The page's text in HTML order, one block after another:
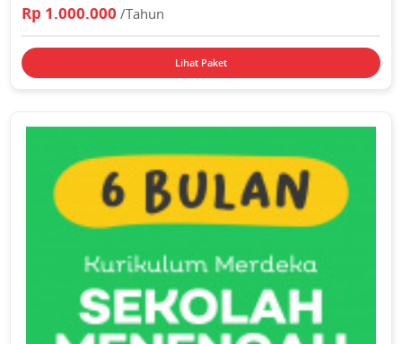
Rp 1.000.000/Tahun
Lihat Paket